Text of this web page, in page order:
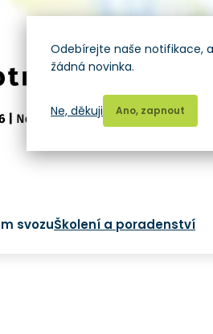
svozuŠkolení a poradenství
Odebírejte naše notifikace,
žádná novinka.
Ano, zapnout
Ne, děkuji